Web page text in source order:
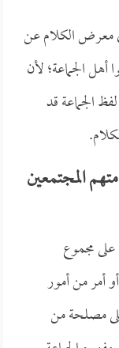
معرض الكلام عن
الجماعة؛ لأن
الجماعة قد
المجتمعين
على مجموع
أمر من أمور
مصلحة من